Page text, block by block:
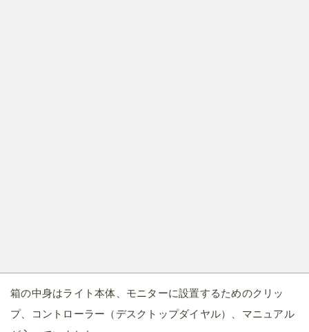
箱の中身はライト本体、モニターに設置するためのクリッ
プ、コントローラー（デスクトップダイヤル）、マニュアル